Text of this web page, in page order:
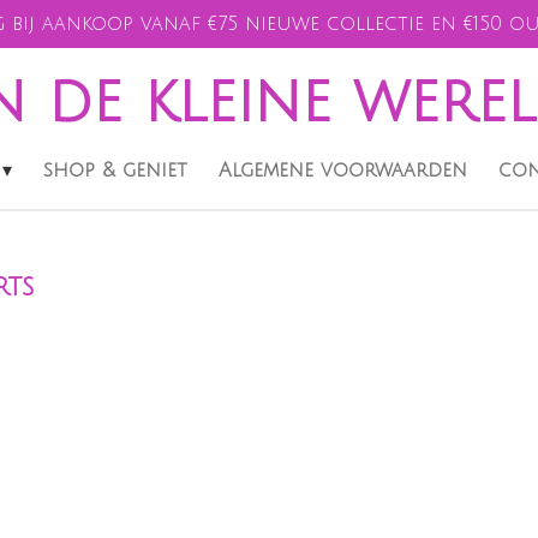
bij aankoop vanaf €75 nieuwe collectie en €150
de kleine
shop & geniet Algemene voorwaarden